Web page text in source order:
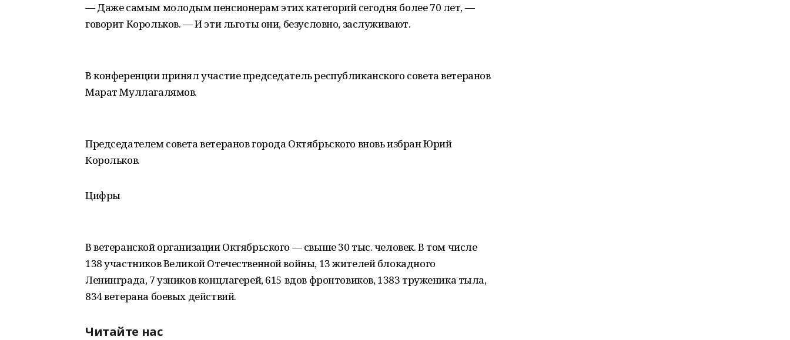
— Даже самым молодым пенсионерам этих категорий сегодня более 70 лет, —
говорит Корольков. — И эти льготы они, безусловно, заслуживают.
В конференции принял участие председатель республиканского совета ветеранов
Марат Муллагалямов.
Председателем совета ветеранов города Октябрьского вновь избран Юрий
Корольков.
Цифры
В ветеранской организации Октябрьского — свыше 30 тыс. человек. В том числе
138 участников Великой Отечественной войны, 13 жителей блокадного
Ленинграда, 7 узников концлагерей, 615 вдов фронтовиков, 1383 труженика тыла,
834 ветерана боевых действий.
Читайте нас